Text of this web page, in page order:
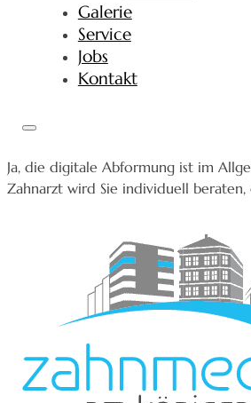
Galerie
Service
Jobs
Kontakt
Ja, die digitale Abformung ist im
Zahnarzt wird Sie individuell